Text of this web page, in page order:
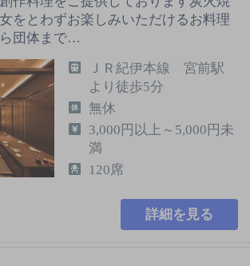
をとわずお楽しみいただけるお料理
団体まで…
ＪＲ紀伊本線 宮前駅
より徒歩5分
無休
3,000円以上～5,000円未
満
120席
詳細を見る